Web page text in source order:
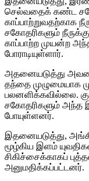
செல்வதைக் கண்ட
காப்பாற்றுவதற்காக
சகோதரிகளும்
காப்பாற்ற முயன்ற
போராடியுள்ளார்.
அதனையடுத்து
தந்தை முழுமையாக
பலனளிக்கவில்லை.
சகோதரிகளும் அந்த
போயுள்ளனர்.
இதனையடுத்து,
மூழ்கிய இளம்
சிகிச்சைக்காகப்
அனுமதிக்கப்பட்டனர்.